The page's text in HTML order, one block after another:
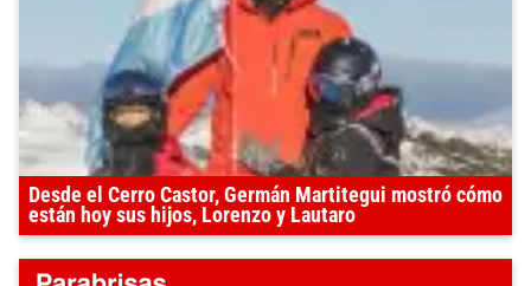
Desde el Cerro Castor, Germán Martitegui mostró cómo
están hoy sus hijos, Lorenzo y Lautaro